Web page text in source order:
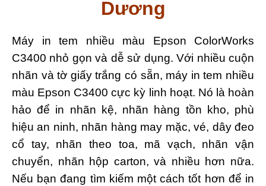
Dương
Máy in tem nhiều màu Epson ColorWorks
C3400 nhỏ gọn và dễ sử dụng. Với nhiều cuộn
nhãn và tờ giấy trắng có sẵn, máy in tem nhiều
màu Epson C3400 cực kỳ linh hoạt. Nó là hoàn
hảo để in nhãn kệ, nhãn hàng tồn kho, phù
hiệu an ninh, nhãn hàng may mặc, vé, dây đeo
cổ tay, nhãn theo toa, mã vạch, nhãn vận
chuyển, nhãn hộp carton, và nhiều hơn nữa.
Nếu bạn đang tìm kiếm một cách tốt hơn để in